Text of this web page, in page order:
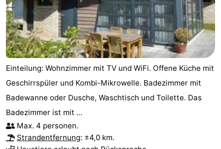
Einteilung: Wohnzimmer mit TV und WiFi. Offene Küche mit
Geschirrspüler und Kombi-Mikrowelle. Badezimmer mit
Badewanne oder Dusche, Waschtisch und Toilette. Das
Badezimmer ist mit ...
Max. 4 personen.
Strandentfernung: ±4,0 km.